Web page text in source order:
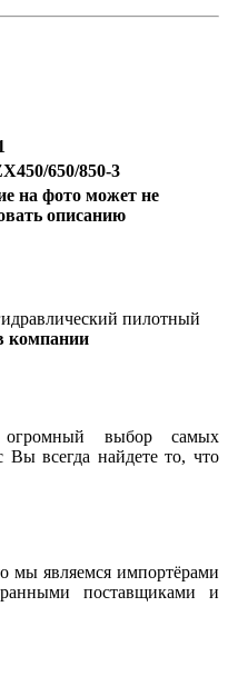
650/850-3
на фото может не
описанию
пилотный
компании
выбор самых
Вы всегда найдете то, что
являемся импортёрами
поставщиками и